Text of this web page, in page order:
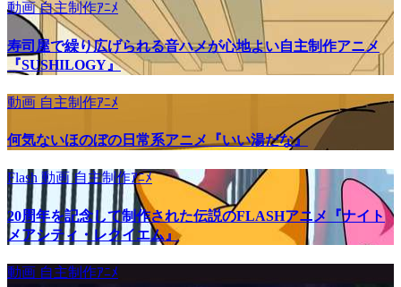
動画自主制作ｱﾆﾒ
寿司屋で繰り広げられる音ハメが心地よい自主制作アニメ
『SUSHILOGY』
動画 自主制作ｱﾆﾒ
何気ないほのぼの日常系アニメ『いい湯だな』
Flash 動画自主制作ｱﾆﾒ
20周年を記念して制作された伝説のFLASHアニメ『ナイト
メアシティ・レクイエム』
動画 自主制作ｱﾆﾒ